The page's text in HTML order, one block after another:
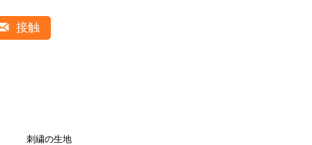
接触
刺繍の生地